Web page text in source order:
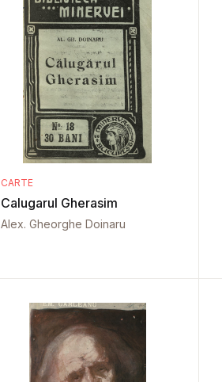
CARTE
Calugarul Gherasim
Alex. Gheorghe Doinaru